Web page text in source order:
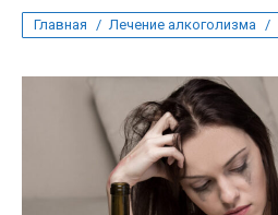
Вы здесь:
Главная Лечение алкоголизма